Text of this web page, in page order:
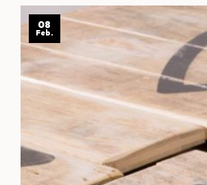
08
Feb.